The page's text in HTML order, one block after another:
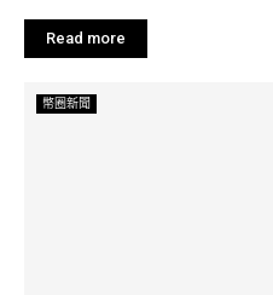
Read more
幣圈新聞